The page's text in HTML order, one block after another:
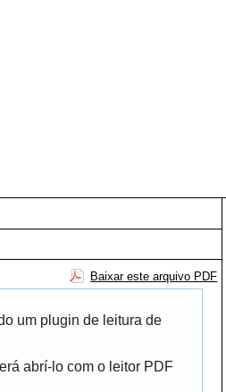
Baixar este arquivo PDF
um plugin de leitura de
abrí-lo com o leitor PDF